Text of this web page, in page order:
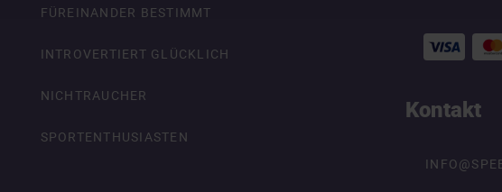
FÜREINANDER BESTIMMT
INTROVERTIERT GLÜCKLICH
NICHTRAUCHER
SPORTENTHUSIASTEN
Kontakt